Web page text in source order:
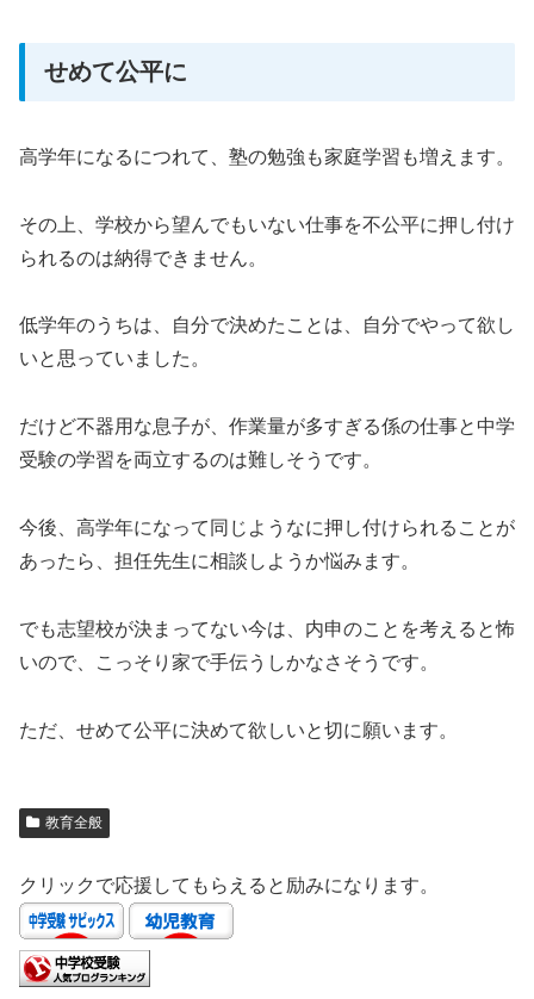
せめて公平に
高学年になるにつれて、塾の勉強も家庭学習も増えます。
その上、学校から望んでもいない仕事を不公平に押し付け
られるのは納得できません。
低学年のうちは、自分で決めたことは、自分でやって欲し
いと思っていました。
だけど不器用な息子が、作業量が多すぎる係の仕事と中学
受験の学習を両立するのは難しそうです。
今後、高学年になって同じようなに押し付けられることが
あったら、担任先生に相談しようか悩みます。
でも志望校が決まってない今は、内申のことを考えると怖
いので、こっそり家で手伝うしかなさそうです。
ただ、せめて公平に決めて欲しいと切に願います。
教育全般
クリックで応援してもらえると励みになります。